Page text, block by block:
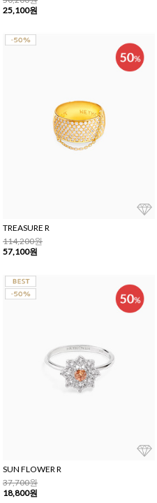
25,100원
TREASURE R
114,200원
57,100원
SUN FLOWER R
37,700원
18,800원